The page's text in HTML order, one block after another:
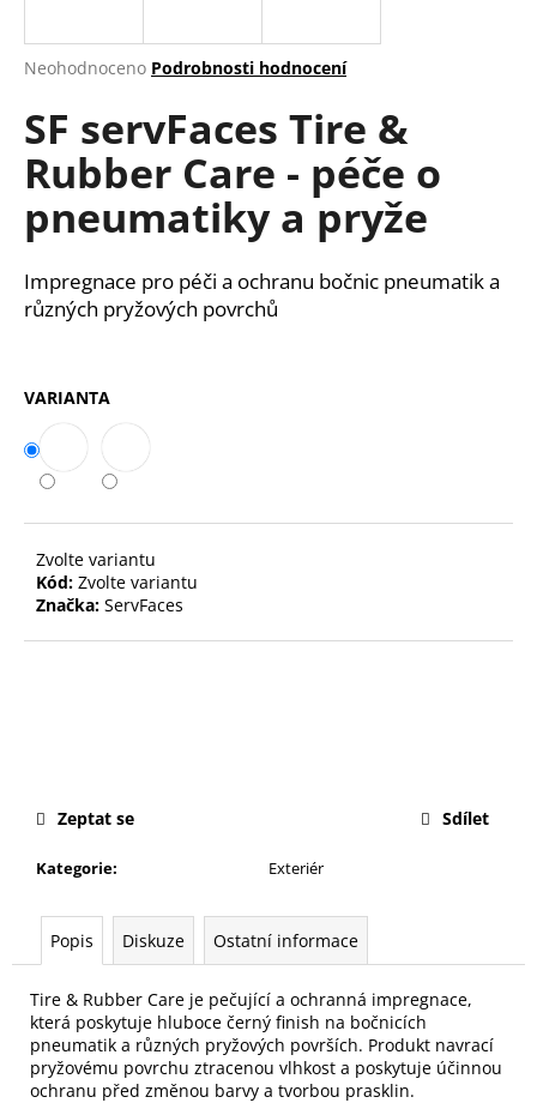
Průměrné
produktu
je
0,0
hvězdiček.
Neohodnoceno Podrobnosti hodnocení
SF servFaces Tire &
Rubber Care - péče o
pneumatiky a pryže
Impregnace pro péči a ochranu bočnic pneumatik a
různých pryžových povrchů
VARIANTA
Zvolte variantu
Kód: Zvolte variantu
Značka: ServFaces
Kategorie: Exteriér
Zeptat se Sdílet
Popis Diskuze Ostatní informace
Tire & Rubber Care je pečující a ochranná impregnace,
která poskytuje hluboce černý finish na bočnicích
pneumatik a různých pryžových površích. Produkt navrací
pryžovému povrchu ztracenou vlhkost a poskytuje účinnou
ochranu před změnou barvy a tvorbou prasklin.
j
t
?
HLEDAT
o
p
o
u
u
e
m
(READY-
USE)
339